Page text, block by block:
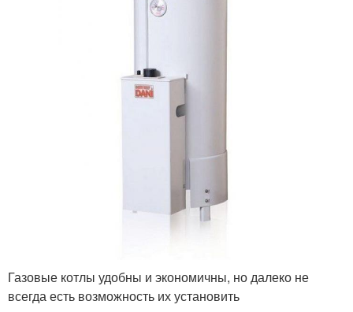
Газовые котлы удобны и экономичны, но далеко не
всегда есть возможность их установить